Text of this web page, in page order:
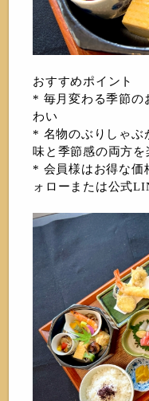
おすすめポイント
* 毎月変わる季節の
わい
* 名物のぶりしゃぶ
味と季節感の両方を
* 会員様はお得な価
ォローまたは公式